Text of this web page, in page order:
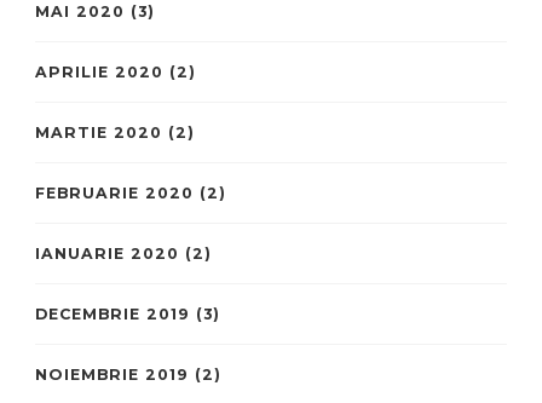
MAI 2020 (3)
APRILIE 2020 (2)
MARTIE 2020 (2)
FEBRUARIE 2020 (2)
IANUARIE 2020 (2)
DECEMBRIE 2019 (3)
NOIEMBRIE 2019 (2)